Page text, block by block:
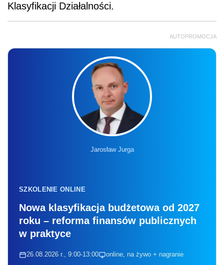
Klasyfikacji Działalności.
AUTOPROMOCJA
Jarosław Jurga
SZKOLENIE ONLINE
Nowa klasyfikacja budżetowa od 2027
roku – reforma finansów publicznych
w praktyce
26.08.2026 r., 9:00-13:00 online, na żywo + nagranie